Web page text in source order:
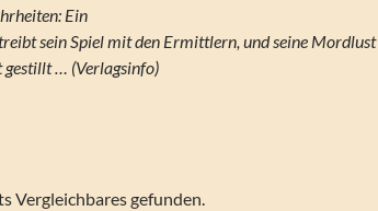
Ein
sein Spiel mit den Ermittlern, und seine Mordlust
gestillt … (Verlagsinfo)
Vergleichbares gefunden.